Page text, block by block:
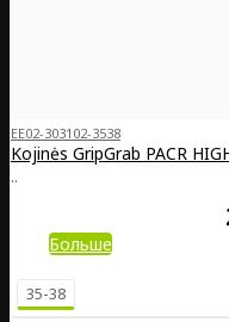
EE02-303102-3538
Kojinės GripGrab PACR
..
Больше
35-38